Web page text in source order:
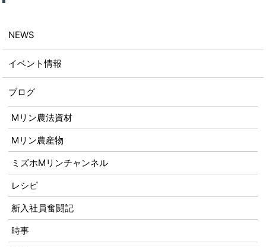
NEWS
イベント情報
ブログ
Mリン農法資材
Mリン農産物
ミズホMリンチャンネル
レシピ
新入社員奮闘記
時事